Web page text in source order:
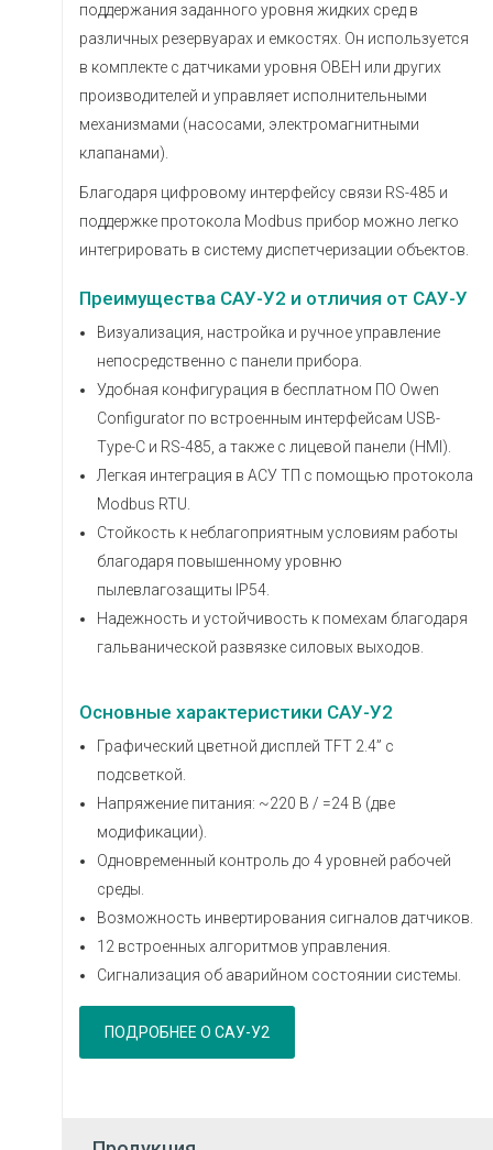
поддержания заданного уровня жидких сред в
различных резервуарах и емкостях. Он используется
в комплекте с датчиками уровня ОВЕН или других
производителей и управляет исполнительными
механизмами (насосами, электромагнитными
клапанами).
Благодаря цифровому интерфейсу связи RS-485 и
поддержке протокола Modbus прибор можно легко
интегрировать в систему диспетчеризации объектов.
Преимущества САУ-У2 и отличия от САУ-У
Визуализация, настройка и ручное управление
непосредственно с панели прибора.
Удобная конфигурация в бесплатном ПО Owen
Configurator по встроенным интерфейсам USB-
Type-С и RS-485, а также с лицевой панели (HMI).
Легкая интеграция в АСУ ТП с помощью протокола
Modbus RTU.
Стойкость к неблагоприятным условиям работы
благодаря повышенному уровню
пылевлагозащиты IP54.
Надежность и устойчивость к помехам благодаря
гальванической развязке силовых выходов.
Основные характеристики САУ-У2
Графический цветной дисплей TFT 2.4” с
подсветкой.
Напряжение питания: ~220 В / =24 В (две
модификации).
Одновременный контроль до 4 уровней рабочей
среды.
Возможность инвертирования сигналов датчиков.
12 встроенных алгоритмов управления.
Сигнализация об аварийном состоянии системы.
ПОДРОБНЕЕ О САУ-У2